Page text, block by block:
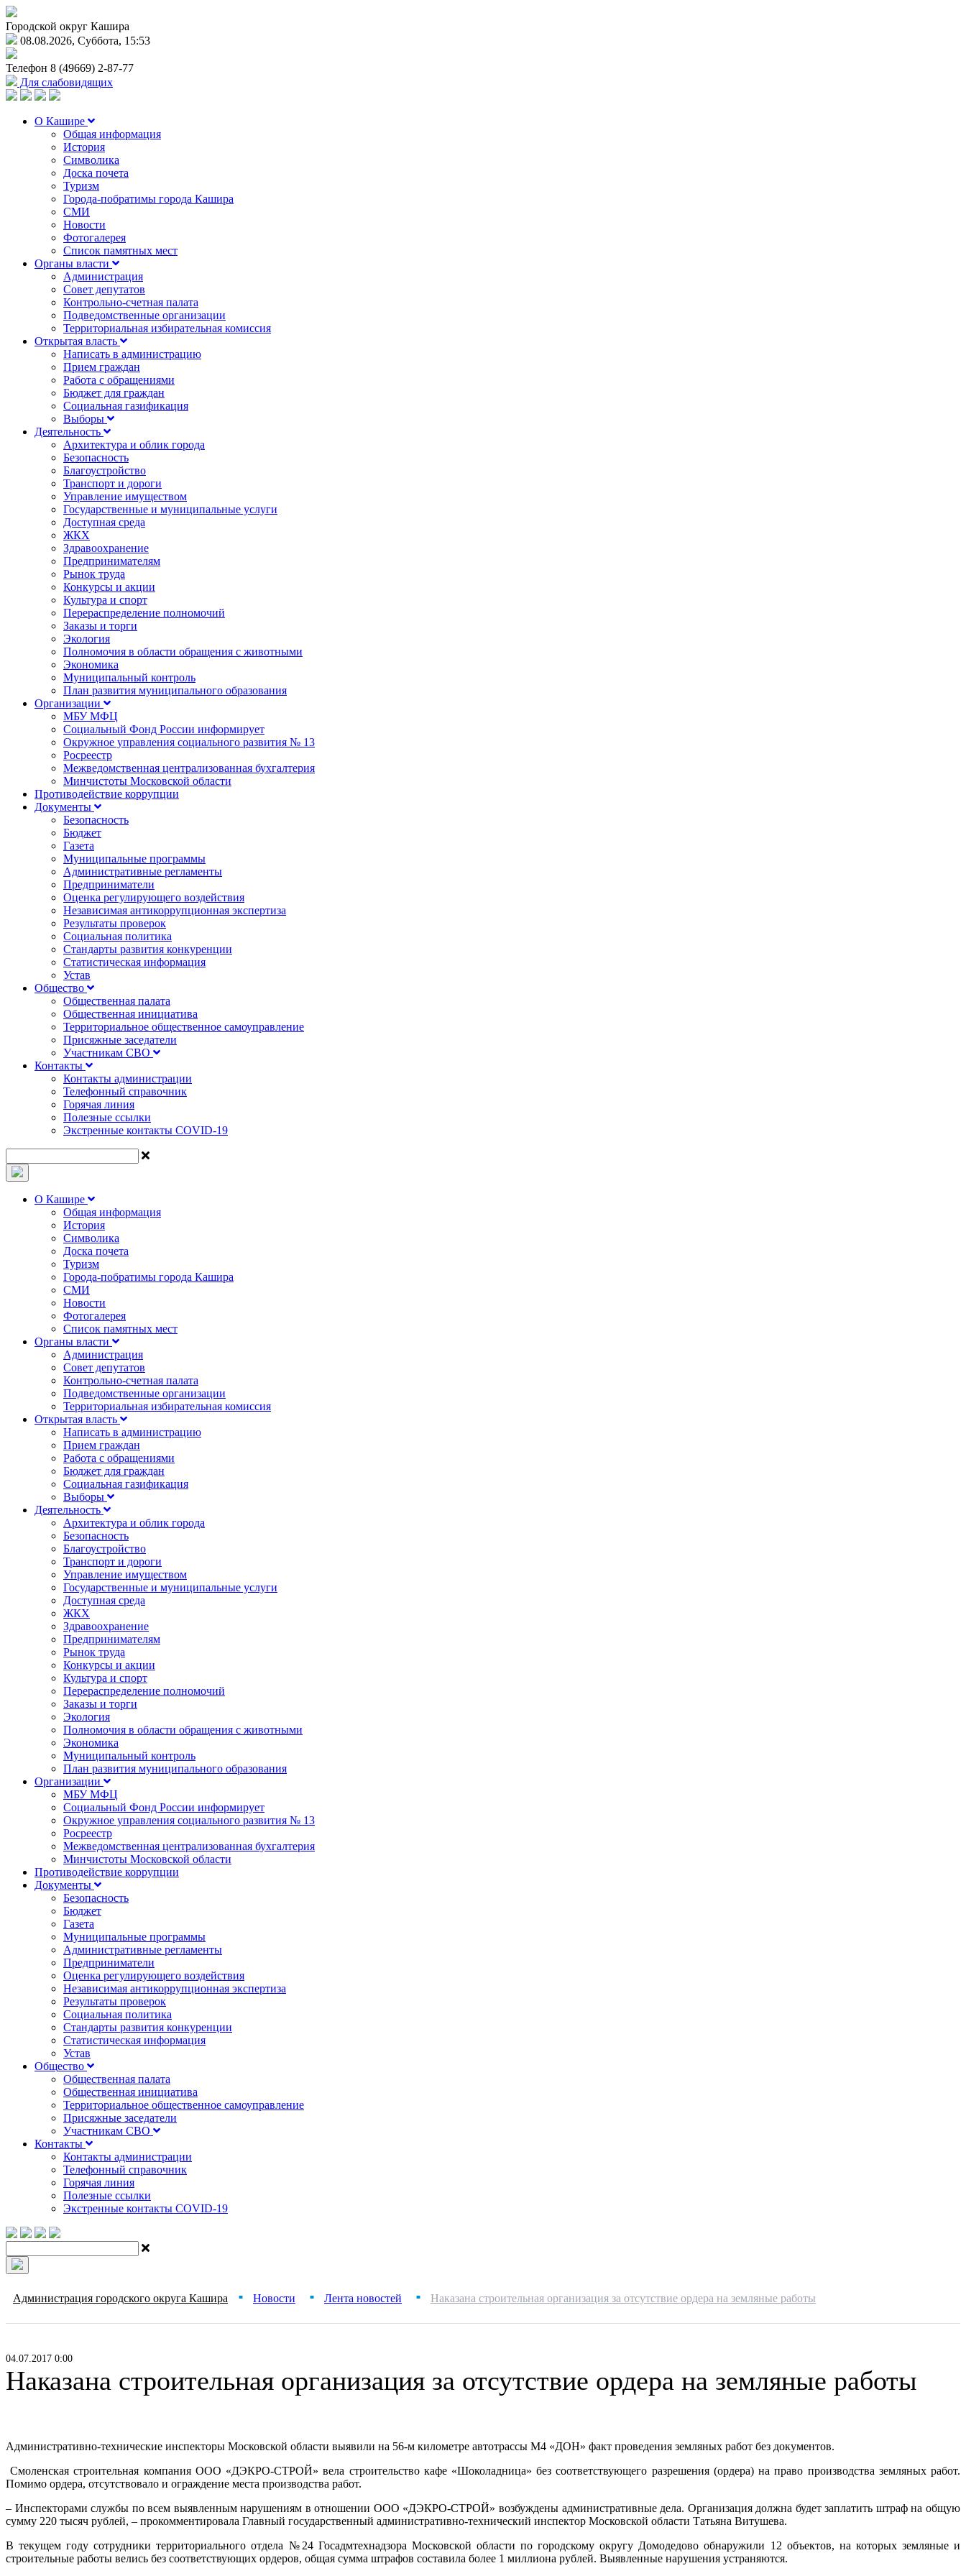
Городской округ Кашира
08.08.2026, Суббота, 15:53
Телефон 8 (49669) 2-87-77
Для слабовидящих
О Кашире
Общая информация
История
Символика
Доска почета
Туризм
Города-побратимы города Кашира
СМИ
Новости
Фотогалерея
Список памятных мест
Органы власти
Администрация
Совет депутатов
Контрольно-счетная палата
Подведомственные организации
Территориальная избирательная комиссия
Открытая власть
Написать в администрацию
Прием граждан
Работа с обращениями
Бюджет для граждан
Социальная газификация
Выборы
Деятельность
Архитектура и облик города
Безопасность
Благоустройство
Транспорт и дороги
Управление имуществом
Государственные и муниципальные услуги
Доступная среда
ЖКХ
Здравоохранение
Предпринимателям
Рынок труда
Конкурсы и акции
Культура и спорт
Перераспределение полномочий
Заказы и торги
Экология
Полномочия в области обращения с животными
Экономика
Муниципальный контроль
План развития муниципального образования
Организации
МБУ МФЦ
Социальный Фонд России информирует
Окружное управления социального развития № 13
Росреестр
Межведомственная централизованная бухгалтерия
Минчистоты Московской области
Противодействие коррупции
Документы
Безопасность
Бюджет
Газета
Муниципальные программы
Административные регламенты
Предприниматели
Оценка регулирующего воздействия
Независимая антикоррупционная экспертиза
Результаты проверок
Социальная политика
Стандарты развития конкуренции
Статистическая информация
Устав
Общество
Общественная палата
Общественная инициатива
Территориальное общественное самоуправление
Присяжные заседатели
Участникам СВО
Контакты
Контакты администрации
Телефонный справочник
Горячая линия
Полезные ссылки
Экстренные контакты COVID-19
О Кашире
Общая информация
История
Символика
Доска почета
Туризм
Города-побратимы города Кашира
СМИ
Новости
Фотогалерея
Список памятных мест
Органы власти
Администрация
Совет депутатов
Контрольно-счетная палата
Подведомственные организации
Территориальная избирательная комиссия
Открытая власть
Написать в администрацию
Прием граждан
Работа с обращениями
Бюджет для граждан
Социальная газификация
Выборы
Деятельность
Архитектура и облик города
Безопасность
Благоустройство
Транспорт и дороги
Управление имуществом
Государственные и муниципальные услуги
Доступная среда
ЖКХ
Здравоохранение
Предпринимателям
Рынок труда
Конкурсы и акции
Культура и спорт
Перераспределение полномочий
Заказы и торги
Экология
Полномочия в области обращения с животными
Экономика
Муниципальный контроль
План развития муниципального образования
Организации
МБУ МФЦ
Социальный Фонд России информирует
Окружное управления социального развития № 13
Росреестр
Межведомственная централизованная бухгалтерия
Минчистоты Московской области
Противодействие коррупции
Документы
Безопасность
Бюджет
Газета
Муниципальные программы
Административные регламенты
Предприниматели
Оценка регулирующего воздействия
Независимая антикоррупционная экспертиза
Результаты проверок
Социальная политика
Стандарты развития конкуренции
Статистическая информация
Устав
Общество
Общественная палата
Общественная инициатива
Территориальное общественное самоуправление
Присяжные заседатели
Участникам СВО
Контакты
Контакты администрации
Телефонный справочник
Горячая линия
Полезные ссылки
Экстренные контакты COVID-19
Администрация городского округа Кашира ■ Новости ■ Лента новостей ■ Наказана строительная организация за отсутствие ордера на земляные работы
04.07.2017 0:00
Наказана строительная организация за отсутствие ордера на земляные работы
Административно-технические инспекторы Московской области выявили на 56-м километре автотрассы М4 «ДОН» факт проведения земляных работ без документов.
Смоленская строительная компания ООО «ДЭКРО-СТРОЙ» вела строительство кафе «Шоколадница» без соответствующего разрешения (ордера) на право производства земляных работ.
Помимо ордера, отсутствовало и ограждение места производства работ.
– Инспекторами службы по всем выявленным нарушениям в отношении ООО «ДЭКРО-СТРОЙ» возбуждены административные дела. Организация должна будет заплатить штраф на общую
сумму 220 тысяч рублей, – прокомментировала Главный государственный административно-технический инспектор Московской области Татьяна Витушева.
В текущем году сотрудники территориального отдела №24 Госадмтехнадзора Московской области по городскому округу Домодедово обнаружили 12 объектов, на которых земляные и
строительные работы велись без соответствующих ордеров, общая сумма штрафов составила более 1 миллиона рублей. Выявленные нарушения устраняются.